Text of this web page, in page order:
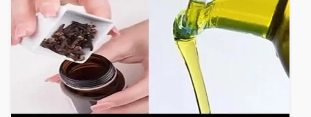
ولم تكتفي